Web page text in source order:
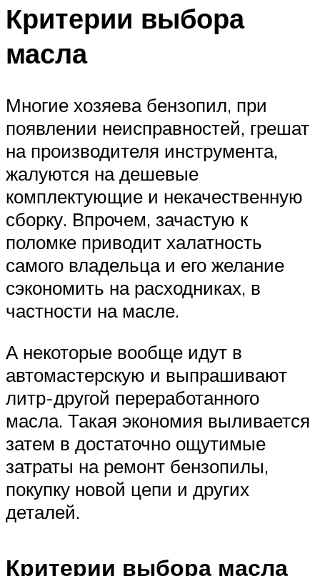
Критерии выбора
масла
Многие хозяева бензопил, при
появлении неисправностей, грешат
на производителя инструмента,
жалуются на дешевые
комплектующие и некачественную
сборку. Впрочем, зачастую к
поломке приводит халатность
самого владельца и его желание
сэкономить на расходниках, в
частности на масле.
А некоторые вообще идут в
автомастерскую и выпрашивают
литр-другой переработанного
масла. Такая экономия выливается
затем в достаточно ощутимые
затраты на ремонт бензопилы,
покупку новой цепи и других
деталей.
Критерии выбора масла